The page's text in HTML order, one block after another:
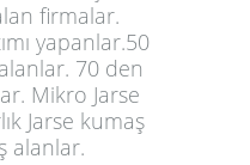
firmalar.
yapanlar.50
70 den
Mikro Jarse
Jarse kumaş
alanlar.